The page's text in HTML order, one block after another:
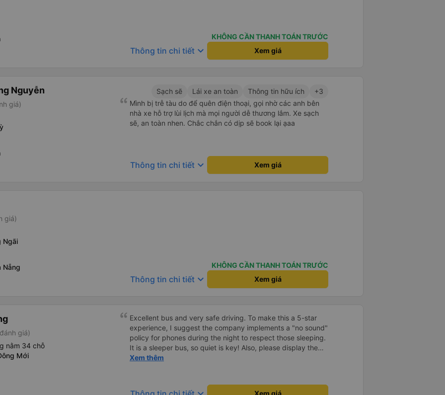
KHÔNG CẦN THANH TOÁN TRƯỚC
Thông tin chi tiết keyboard_arrow_down Xem giá
Nguyễn
giá)
Sạch sẽ Lái xe an toàn Thông tin hữu ích
+3
Mình bị trễ tàu do để quên điện thoại, gọi nhờ các anh bên
nhà xe hỗ trợ lùi lịch mà mọi người dễ thương lắm. Xe sạch
sẽ, an toàn nhen. Chắc chắn có dịp sẽ book lại ạaa
Thông tin chi tiết keyboard_arrow_down Xem giá
giá)
Ngãi
Nẵng
KHÔNG CẦN THANH TOÁN TRƯỚC
Thông tin chi tiết keyboard_arrow_down Xem giá
giá)
nằm 34 chỗ
Mới
Excellent bus and very safe driving. To make this a 5-star
experience, I suggest the company implements a "no sound"
policy for phones during the night to respect those sleeping.
It is a sleeper bus, so quiet is key! Also, please display the
Wi-Fi password clearly inside the cabin for convenience. I
hơn, tôi góp ý nhà xe nên có quy định rõ ràng về việc giữ im
Xem thêm